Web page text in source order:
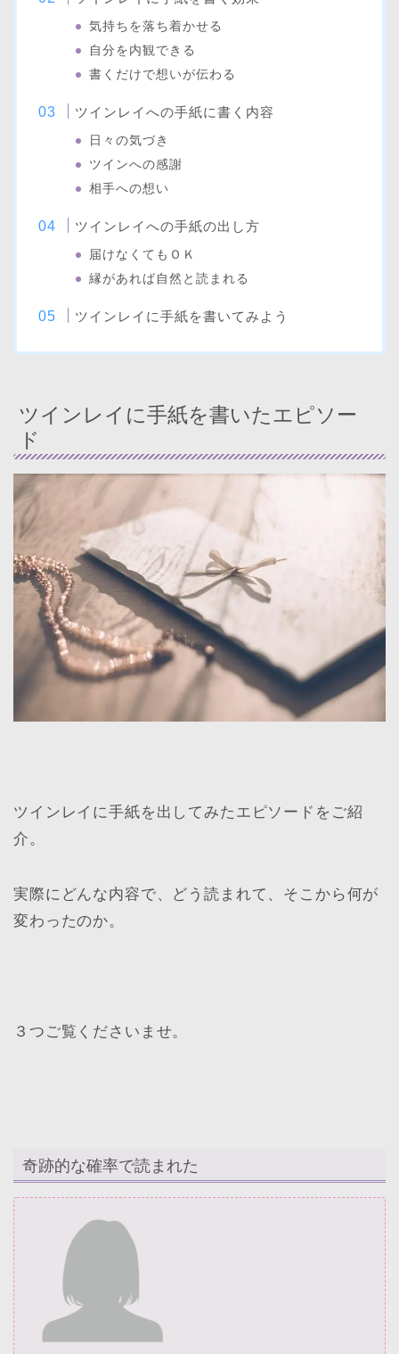
気持ちを落ち着かせる
自分を内観できる
書くだけで想いが伝わる
ツインレイへの手紙に書く内容
日々の気づき
ツインへの感謝
相手への想い
ツインレイへの手紙の出し方
届けなくてもＯＫ
縁があれば自然と読まれる
ツインレイに手紙を書いてみよう
ツインレイに手紙を書いたエピソー
ド
ツインレイに手紙を出してみたエピソードをご紹
介。
実際にどんな内容で、どう読まれて、そこから何が
変わったのか。
３つご覧くださいませ。
奇跡的な確率で読まれた